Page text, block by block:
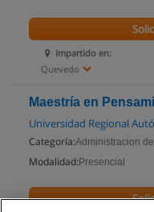
Impartido en:
Quevedo
Maestría en
Universidad Regional
Categoría:Administracion
Modalidad: Presencial